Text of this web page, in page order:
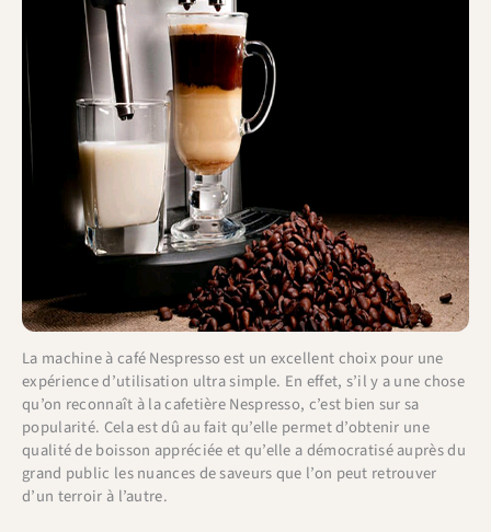
La machine à café Nespresso est un excellent choix pour une
expérience d’utilisation ultra simple. En effet, s’il y a une chose
qu’on reconnaît à la cafetière Nespresso, c’est bien sur sa
popularité. Cela est dû au fait qu’elle permet d’obtenir une
qualité de boisson appréciée et qu’elle a démocratisé auprès du
grand public les nuances de saveurs que l’on peut retrouver
d’un terroir à l’autre.